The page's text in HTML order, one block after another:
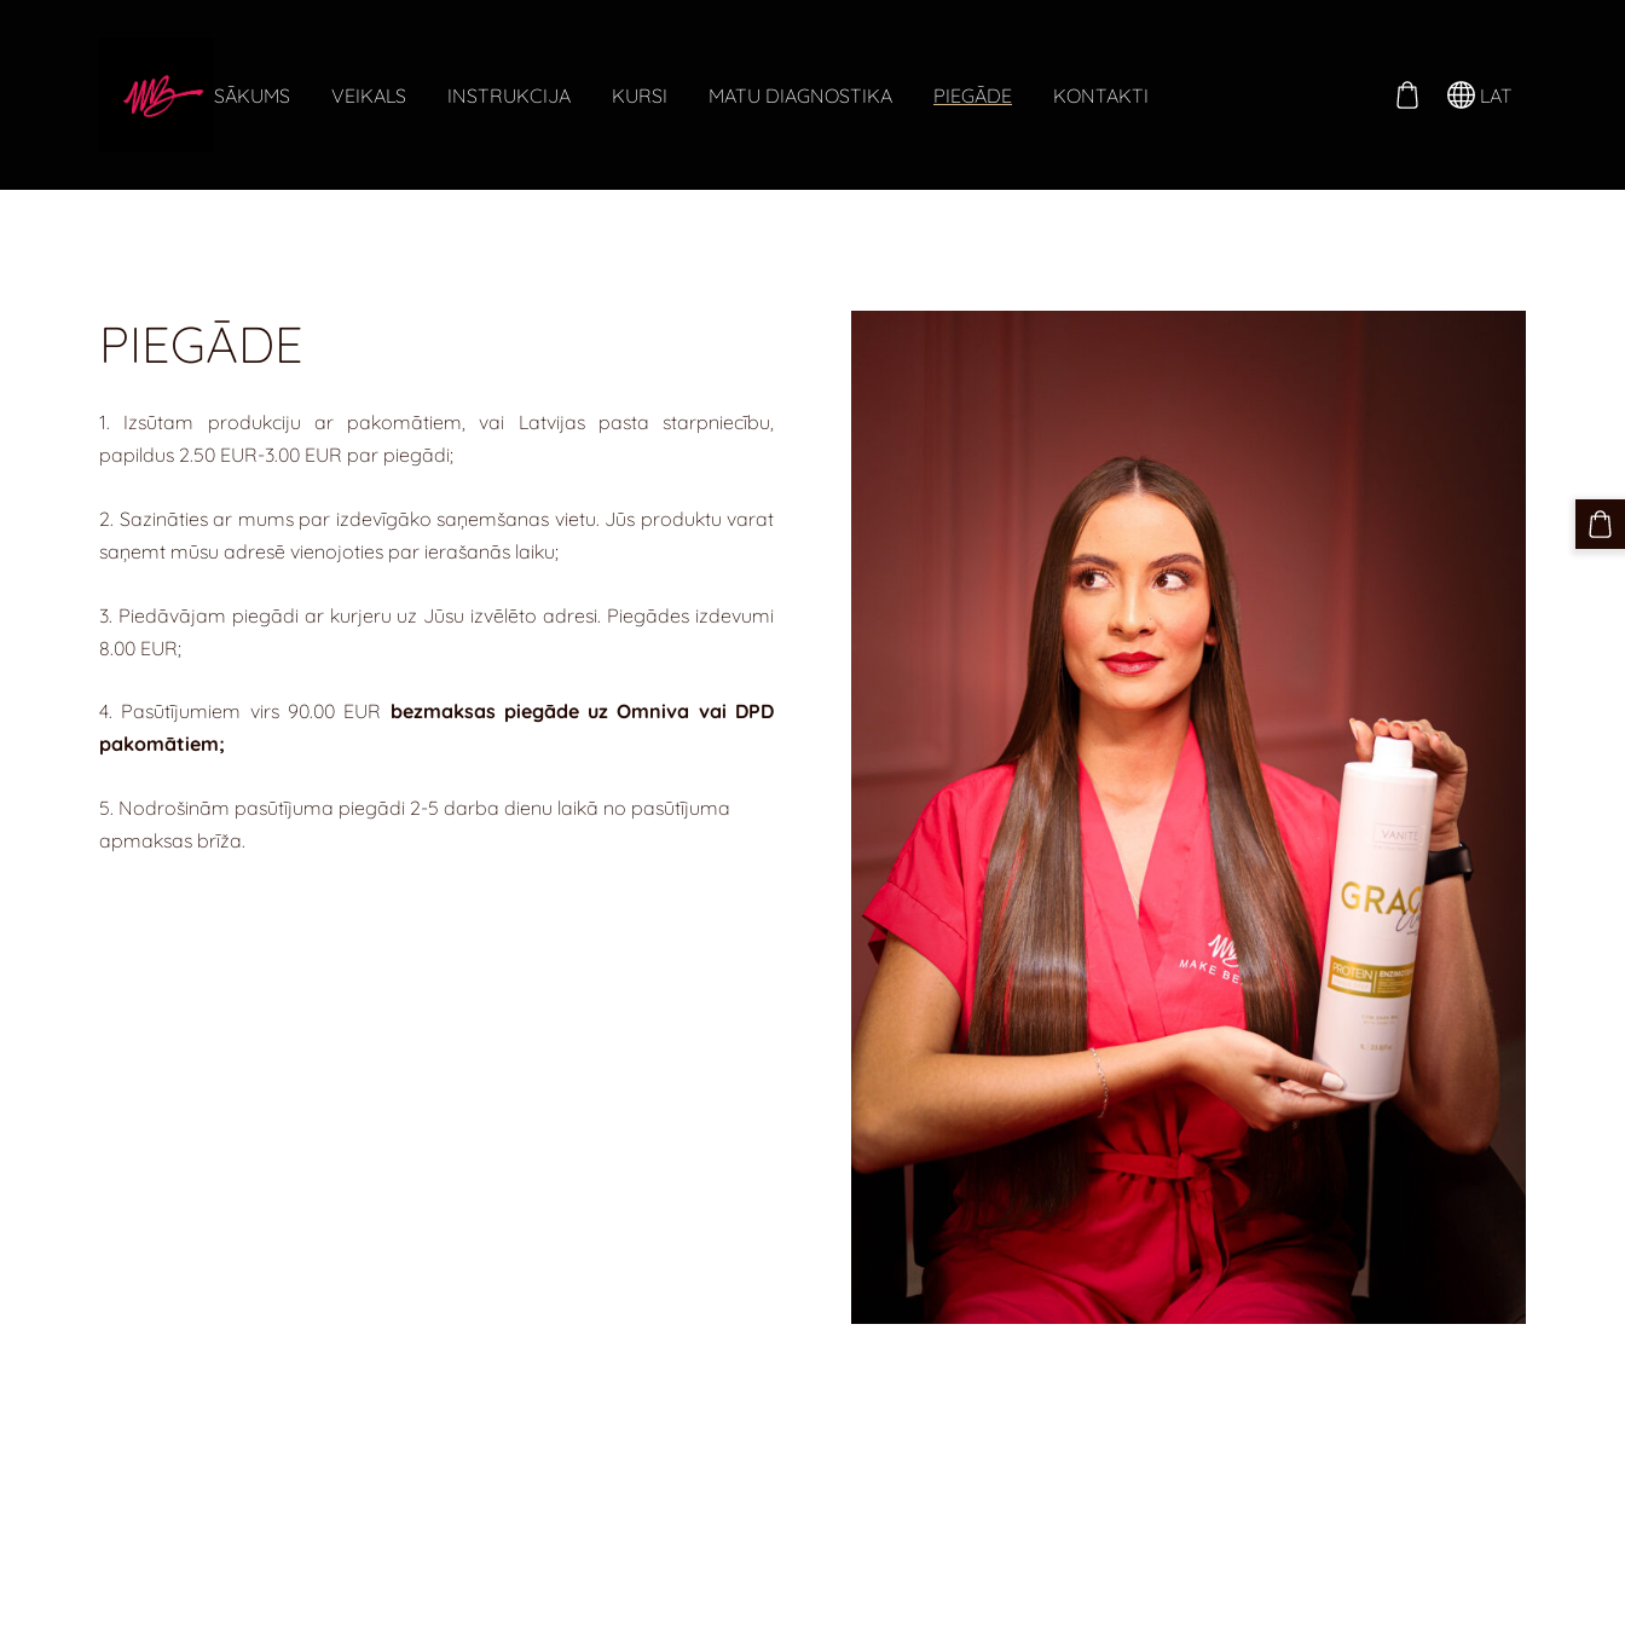
SĀKUMS VEIKALS INSTRUKCIJA KURSI MATU DIAGNOSTIKA PIEGĀDE KONTAKTI LAT
PIEGĀDE
1. Izsūtam produkciju ar pakomātiem, vai Latvijas pasta starpniecību,
papildus 2.50 EUR-3.00 EUR par piegādi;
2. Sazināties ar mums par izdevīgāko saņemšanas vietu. Jūs produktu varat
saņemt mūsu adresē vienojoties par ierašanās laiku;
3. Piedāvājam piegādi ar kurjeru uz Jūsu izvēlēto adresi. Piegādes izdevumi
8.00 EUR;
4. Pasūtījumiem virs 90.00 EUR bezmaksas piegāde uz Omniva vai DPD
pakomātiem;
5. Nodrošinām pasūtījuma piegādi 2-5 darba dienu laikā no pasūtījuma
apmaksas brīža.